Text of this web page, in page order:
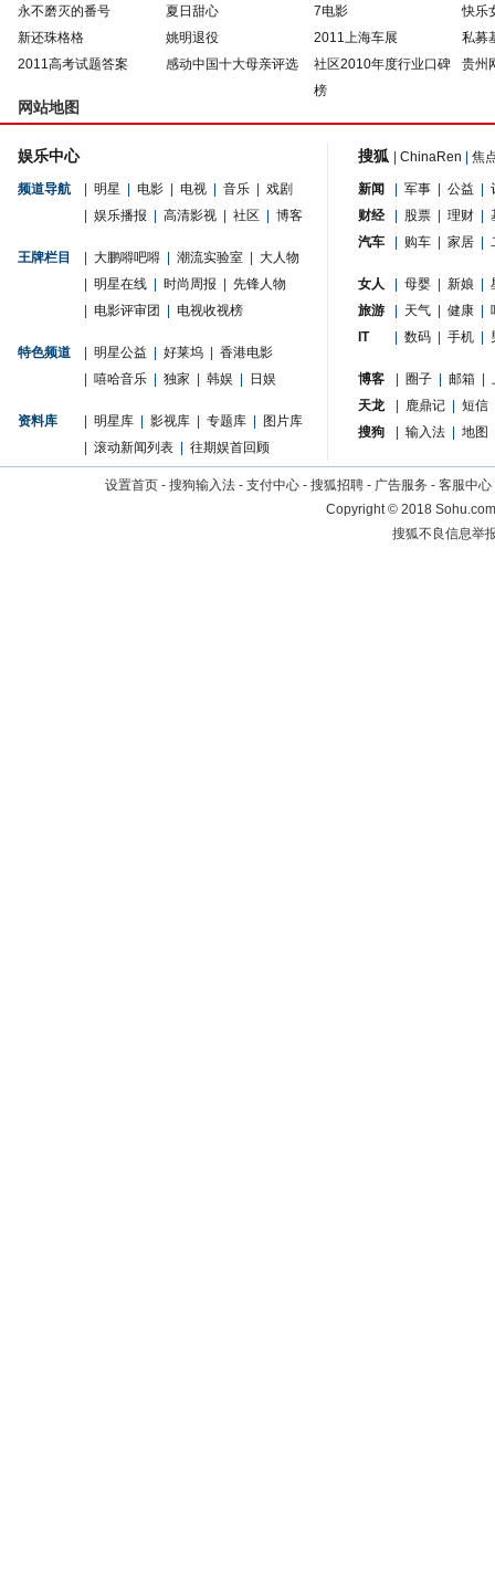
永不磨灭的番号 夏日甜心 7电影
快乐
新还珠格格
姚明退役 2011上海车展
私募
2011高考试题答案
感动中国十大母亲评选
社区2010年度行业口碑
榜
贵州
网站地图
娱乐中心
频道导航 明星 电影 电视 音乐
戏剧
娱乐播报 高清影视 社区 博客
王牌栏目 大鹏嘚吧嘚 潮流实验室
大人物
明星在线 时尚周报
先锋人物
电影评审团 电视收视榜
特色频道 明星公益 好莱坞
香港电影
嘻哈音乐 独家 韩娱 日娱
资料库 明星库 影视库 专题库
图片库
滚动新闻列表 往期娱首回顾
搜狐 ChinaRen 焦
新闻 军事 公益
财经
股票 理财
汽车
购车 家居
女人 母婴 新娘
旅游
天气 健康
IT
数码 手机
博客 圈子 邮箱
天龙
鹿鼎记
短信
搜狗
输入法 地图
设置首页 - 搜狗输入法 - 支付中心 - 搜狐招聘 - 广告服务 - 客服中心
Copyright©2018
搜狐不良信息举